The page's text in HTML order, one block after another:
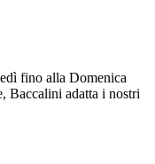
fino alla Domenica
Baccalini adatta i nostri